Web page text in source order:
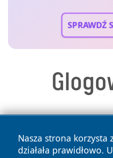
SPRAWDŹ
Nasza strona korzysta
działała prawidłowo.